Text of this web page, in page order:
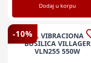
Dodaj u korpu
-10%EL VIBRACIONA
BUSILICA VILLAGER
VLN255 550W